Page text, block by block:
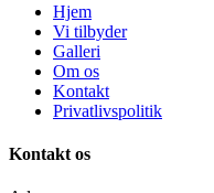
Hjem
Vi tilbyder
Galleri
Om os
Kontakt
Privatlivspolitik
Kontakt os